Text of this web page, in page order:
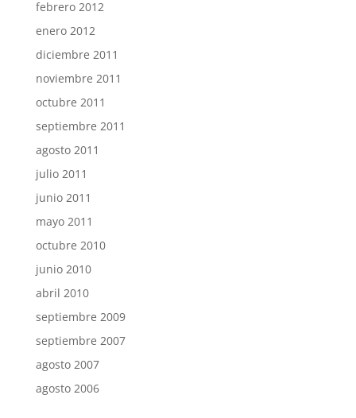
febrero 2012
enero 2012
diciembre 2011
noviembre 2011
octubre 2011
septiembre 2011
agosto 2011
julio 2011
junio 2011
mayo 2011
octubre 2010
junio 2010
abril 2010
septiembre 2009
septiembre 2007
agosto 2007
agosto 2006